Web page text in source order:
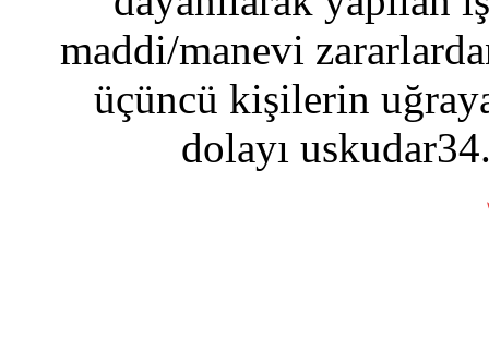
maddi/manevi
üçüncü kişilerin
dolayı